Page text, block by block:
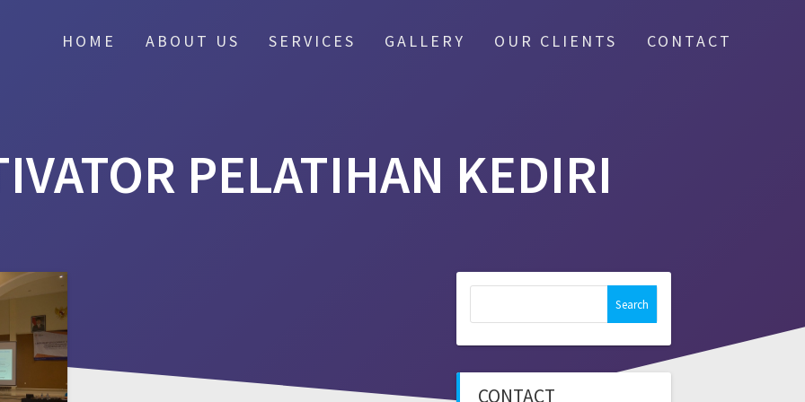
HOME ABOUT US SERVICES GALLERY OUR CLIENTS CONTACT
PELATIHAN KEDIRI
CONTACT